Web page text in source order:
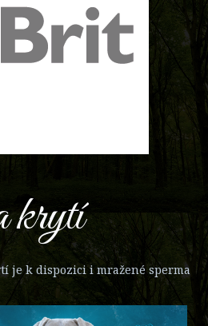
je k dispozici i mražené sperma